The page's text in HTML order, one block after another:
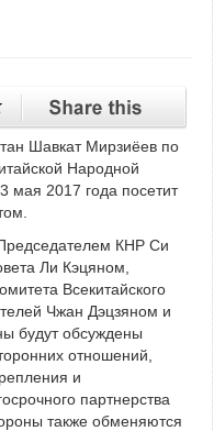
Шавкат Мирзиёев по
Народной
мая 2017 года посетит
КНР Си
Ли Кэцяном,
Всекитайского
Чжан Дэцзяном и
будут обсуждены
отношений,
и
партнерства
также обменяются